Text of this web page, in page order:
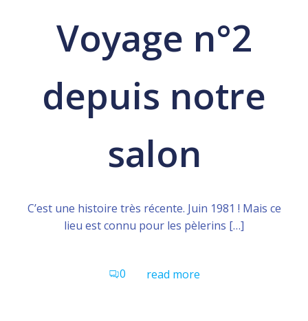
Voyage n°2
depuis notre
salon
C’est une histoire très récente. Juin 1981 ! Mais ce
lieu est connu pour les pèlerins […]
0 read more